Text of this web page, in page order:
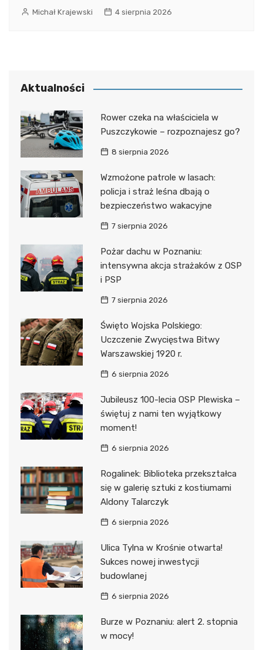
Michał Krajewski 4 sierpnia 2026
Aktualności
Rower czeka na właściciela w
Puszczykowie – rozpoznajesz go?
8 sierpnia 2026
Wzmożone patrole w lasach:
policja i straż leśna dbają o
bezpieczeństwo wakacyjne
7 sierpnia 2026
Pożar dachu w Poznaniu:
intensywna akcja strażaków z OSP
i PSP
7 sierpnia 2026
Święto Wojska Polskiego:
Uczczenie Zwycięstwa Bitwy
Warszawskiej 1920 r.
6 sierpnia 2026
Jubileusz 100-lecia OSP Plewiska –
świętuj z nami ten wyjątkowy
moment!
6 sierpnia 2026
Rogalinek: Biblioteka przekształca
się w galerię sztuki z kostiumami
Aldony Talarczyk
6 sierpnia 2026
Ulica Tylna w Krośnie otwarta!
Sukces nowej inwestycji
budowlanej
6 sierpnia 2026
Burze w Poznaniu: alert 2. stopnia
w mocy!